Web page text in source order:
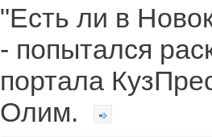
"Есть ли в
- попытался
портала
Олим.